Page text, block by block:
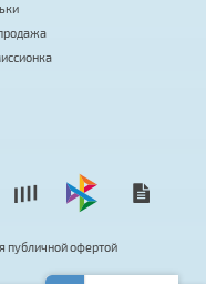
публичной офертой